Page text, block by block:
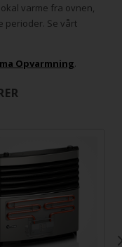
varme fra ovnen,
perioder. Se vårt
Opvarmning.